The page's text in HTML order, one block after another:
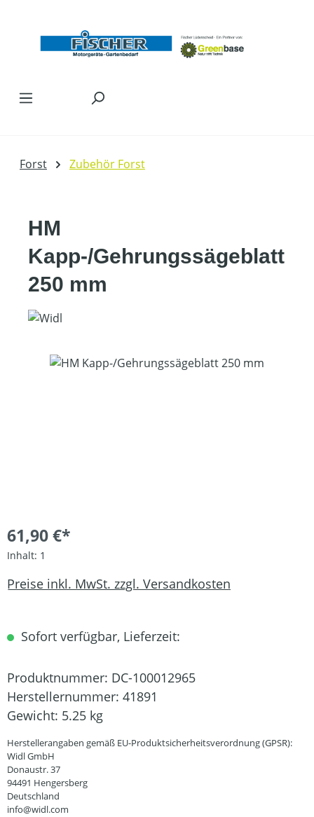
Forst Zubehör Forst
HM
Kapp-/Gehrungssägeblatt
250 mm
Bildergalerie überspringen
61,90 €*
Inhalt: 1
Preise inkl. MwSt. zzgl. Versandkosten
Sofort verfügbar, Lieferzeit:
Produktnummer: DC-100012965
Herstellernummer: 41891
Gewicht: 5.25 kg
Herstellerangaben gemäß EU-Produktsicherheitsverordnung (GPSR):
Widl GmbH
Donaustr. 37
94491 Hengersberg
Deutschland
info@widl.com